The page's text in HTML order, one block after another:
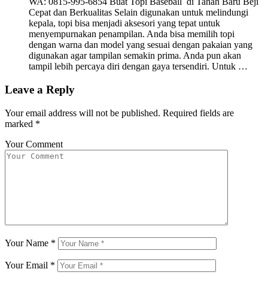
Cepat dan Berkualitas Selain digunakan untuk melindungi
kepala, topi bisa menjadi aksesori yang tepat untuk
menyempurnakan penampilan. Anda bisa memilih topi
dengan warna dan model yang sesuai dengan pakaian yang
digunakan agar tampilan semakin prima. Anda pun akan
tampil lebih percaya diri dengan gaya tersendiri. Untuk …
Leave a Reply
Your email address will not be published. Required fields are
marked *
Your Comment
Your Name *
Your Email *